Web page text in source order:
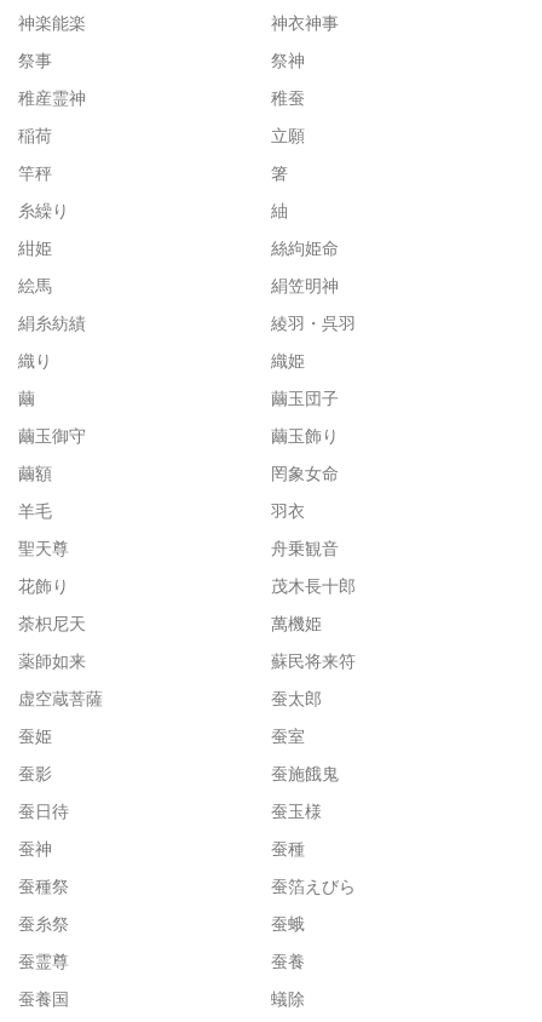
神楽能楽
神衣神事
祭事
祭神
稚産霊神
稚蚕
稲荷
立願
竿秤
箸
糸繰り
紬
紺姫
絲絇姫命
絵馬
絹笠明神
絹糸紡績
綾羽・呉羽
織り
織姫
繭
繭玉団子
繭玉御守
繭玉飾り
繭額
罔象女命
羊毛
羽衣
聖天尊
舟乗観音
花飾り
茂木長十郎
荼枳尼天
萬機姫
薬師如来
蘇民将来符
虚空蔵菩薩
蚕太郎
蚕姫
蚕室
蚕影
蚕施餓鬼
蚕日待
蚕玉様
蚕神
蚕種
蚕種祭
蚕箔えびら
蚕糸祭
蚕蛾
蚕霊尊
蚕養
蚕養国
蟻除